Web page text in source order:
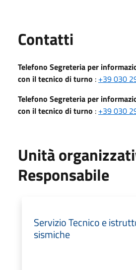
Contatti
Telefono Segreteria per
con il tecnico di turno : +39 030
Telefono Segreteria per
con il tecnico di turno : +39 030
Unità
Responsabile
Servizio Tecnico e
sismiche